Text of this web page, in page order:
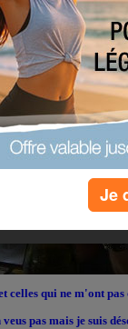
celles qui ne m'ont pas
pas mais je suis
Je